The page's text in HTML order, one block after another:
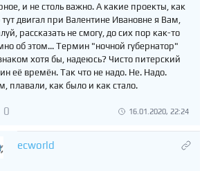
и не столь важно. А какие проекты, как
тут двигал при Валентине Ивановне я Вам,
рассказать не смогу, до сих пор как-то
об этом... Термин "ночной губернатор"
хотя бы, надеюсь? Чисто питерский
её времён. Так что не надо. Не. Надо.
плавали, как было и как стало.
0 16.01.2020, 22:24
ecworld